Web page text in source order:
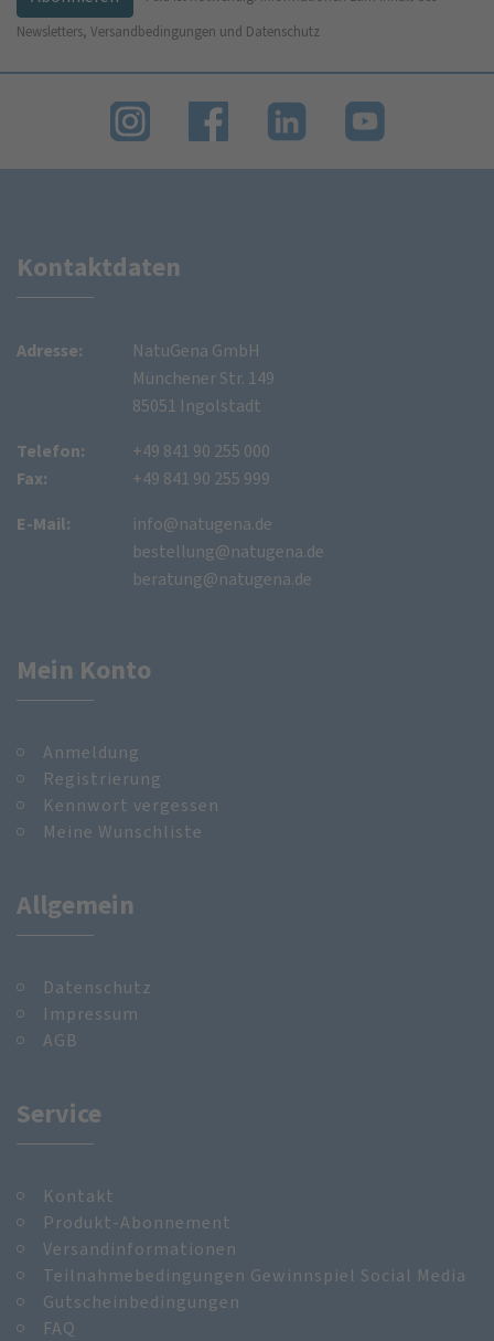
Newsletters, Versandbedingungen und Datenschutz
Kontaktdaten
Adresse:
NatuGena GmbH
Münchener Str. 149
85051 Ingolstadt
Telefon:
Fax:
+49 841 90 255 000
+49 841 90 255 999
E-Mail:
info@natugena.de
bestellung@natugena.de
beratung@natugena.de
Mein Konto
Anmeldung
Registrierung
Kennwort vergessen
Meine Wunschliste
Allgemein
Datenschutz
Impressum
AGB
Service
Kontakt
Produkt-Abonnement
Versandinformationen
Teilnahmebedingungen Gewinnspiel Social Media
Gutscheinbedingungen
FAQ